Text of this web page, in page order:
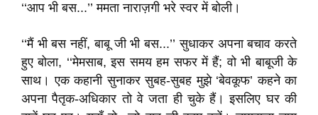
‘‘आप भी बस...’’ ममता नाराज़गी भरे स्वर में बोली।
‘‘मैं भी बस नहीं, बाबू जी भी बस...’’ सुधाकर अपना बचाव करते
हुए बोला, ‘‘मेमसाब, इस समय हम सफर में हैं; वो भी बाबूजी के
साथ। एक कहानी सुनाकर सुबह-सुबह मुझे ‘बेवकूफ’ कहने का
अपना पैतृक-अधिकार तो वे जता ही चुके हैं। इसलिए घर की